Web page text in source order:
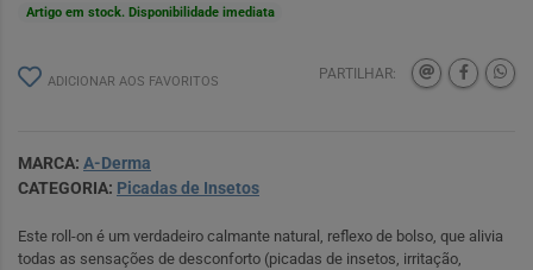
Artigo em stock. Disponibilidade imediata
ADICIONAR AOS FAVORITOS PARTILHAR:
MARCA: A-Derma
CATEGORIA: Picadas de Insetos
Este roll-on é um verdadeiro calmante natural, reflexo de bolso, que alivia
todas as sensações de desconforto (picadas de insetos, irritação,